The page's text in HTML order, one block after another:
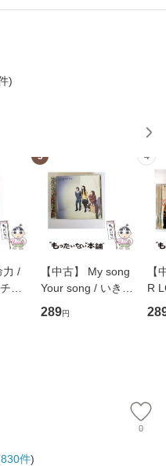
)
力 /
ー /
ド
送
3
【中古】 My song
Your song / いきも
のがかり / [CD]
【メール便送料無
289円
4
【
R
産
0
830件)